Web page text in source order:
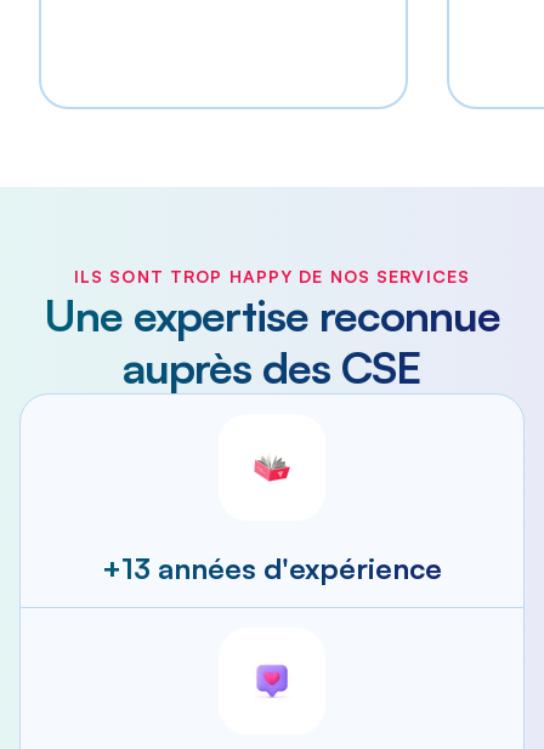
ILS SONT TROP HAPPY DE NOS SERVICES
Une expertise reconnue
auprès des CSE
+13 années d'expérience